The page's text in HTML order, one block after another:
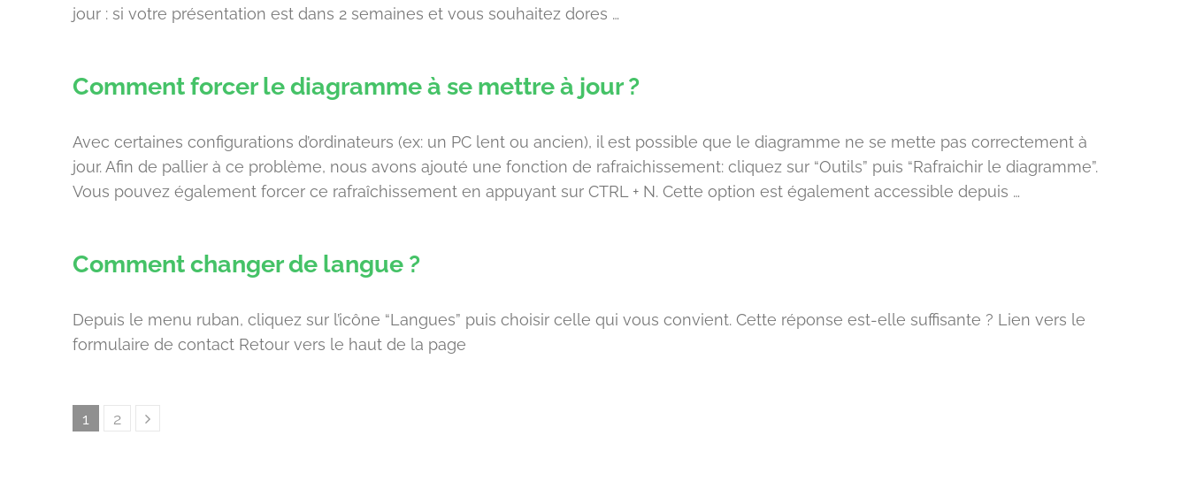
jour : si votre présentation est dans 2 semaines et vous souhaitez dores …
Comment forcer le diagramme à se mettre à jour ?
Avec certaines configurations d’ordinateurs (ex: un PC lent ou ancien), il est possible que le diagramme ne se mette pas correctement à
jour. Afin de pallier à ce problème, nous avons ajouté une fonction de rafraichissement: cliquez sur “Outils” puis “Rafraichir le diagramme”.
Vous pouvez également forcer ce rafraîchissement en appuyant sur CTRL + N. Cette option est également accessible depuis …
Comment changer de langue ?
Depuis le menu ruban, cliquez sur l’icône “Langues” puis choisir celle qui vous convient. Cette réponse est-elle suffisante ? Lien vers le
formulaire de contact Retour vers le haut de la page
Posts
Page
1 Page
2